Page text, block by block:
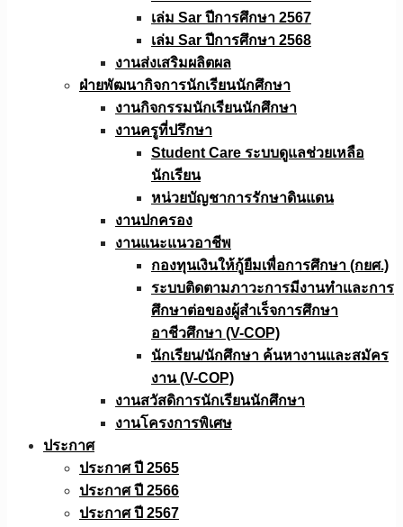
เล่ม Sar ปีการศึกษา 2567
เล่ม Sar ปีการศึกษา 2568
งานส่งเสริมผลิตผล
ฝ่ายพัฒนากิจการนักเรียนนักศึกษา
งานกิจกรรมนักเรียนนักศึกษา
งานครูที่ปรึกษา
Student Care ระบบดูแลช่วยเหลือ
นักเรียน
หน่วยบัญชาการรักษาดินแดน
งานปกครอง
งานแนะแนวอาชีพ
กองทุนเงินให้กู้ยืมเพื่อการศึกษา (กยศ.)
ระบบติดตามภาวะการมีงานทำและการ
ศึกษาต่อของผู้สำเร็จการศึกษา
อาชีวศึกษา (V-COP)
นักเรียน/นักศึกษา ค้นหางานและสมัคร
งาน (V-COP)
งานสวัสดิการนักเรียนนักศึกษา
งานโครงการพิเศษ
ประกาศ
ประกาศ ปี 2565
ประกาศ ปี 2566
ประกาศ ปี 2567